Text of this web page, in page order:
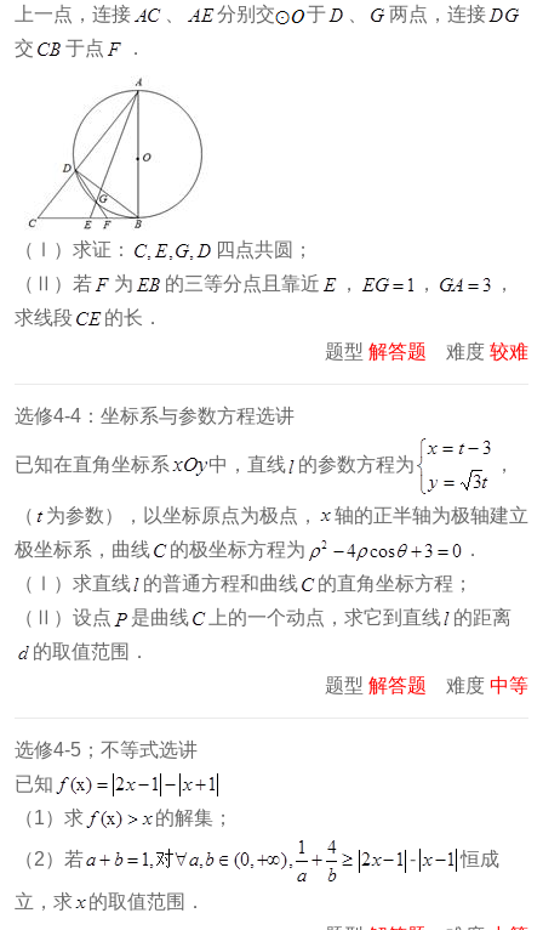
上一点，连接
分别交 于
两点，连接
交
于点 ．
（Ⅰ）求证：
四点共圆；
（Ⅱ）若
为 的三等分点且靠近 ， ，
，
求线段
的长．
题型 解答题 难度 较难
选修4-4：坐标系与参数方程选讲
已知在直角坐标系 中，直线 的参数方程为 ，
（ 为参数），以坐标原点为极点，
轴的正半轴为极轴建立
极坐标系，曲线
的极坐标方程为
．
（Ⅰ）求直线
的普通方程和曲线
的直角坐标方程；
（Ⅱ）设点
是曲线 上的一个动点，求它到直线
的距离
的取值范围．
题型 解答题 难度 中等
选修4-5；不等式选讲
已知
（1）求
的解集；
（2）若
- 恒成
立，求
的取值范围．